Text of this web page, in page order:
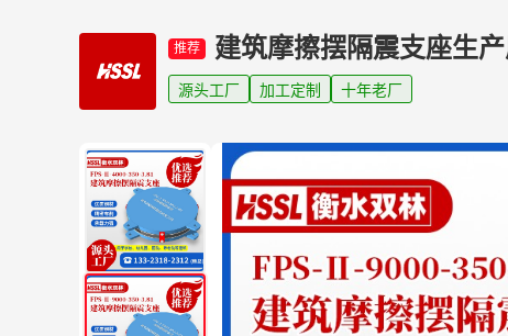
推荐 建筑摩擦摆隔震支座生
源头工厂 加工定制 十年老厂